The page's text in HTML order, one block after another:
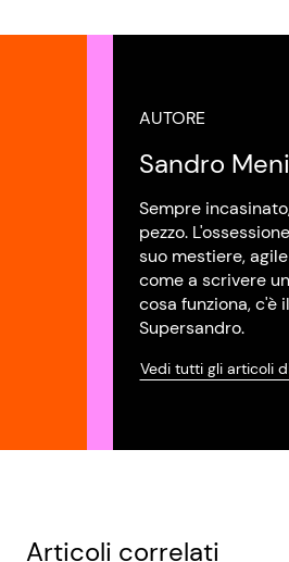
AUTORE
Sandro
Sempre
pezzo.
suo mestiere,
come a scrivere
cosa funziona, c'è
Supersandro.
Vedi tutti gli articoli
Articoli correlati